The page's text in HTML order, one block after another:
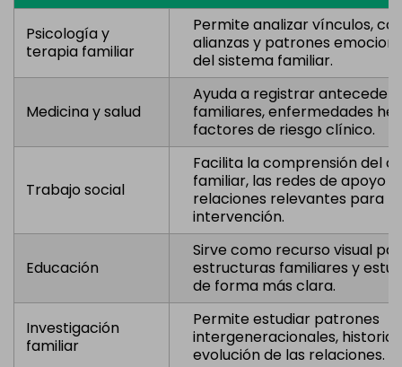
Psicología y
terapia familiar
Permite analizar vínculos,
alianzas y patrones
del sistema familiar.
Medicina y salud
Ayuda a registrar
familiares, enfermedades
factores de riesgo clínico.
Trabajo social
Facilita la comprensión del
familiar, las redes de apoyo y
relaciones relevantes para la
intervención.
Educación
Sirve como recurso visual
estructuras familiares y
de forma más clara.
Investigación
familiar
Permite estudiar patrones
intergeneracionales, historia
evolución de las relaciones.